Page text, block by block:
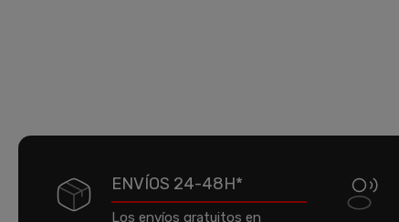
ENVÍOS 24-48H*
Los envíos gratuitos en